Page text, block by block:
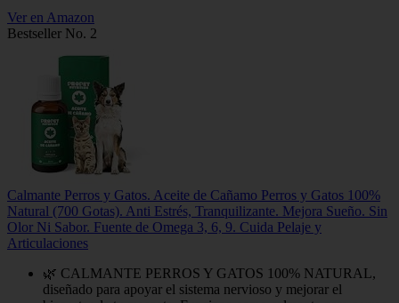
Ver en Amazon
Bestseller No. 2
Calmante Perros y Gatos. Aceite de Cañamo Perros y Gatos 100%
Natural (700 Gotas). Anti Estrés, Tranquilizante. Mejora Sueño. Sin
Olor Ni Sabor. Fuente de Omega 3, 6, 9. Cuida Pelaje y
Articulaciones
🌿 CALMANTE PERROS Y GATOS 100% NATURAL,
diseñado para apoyar el sistema nervioso y mejorar el